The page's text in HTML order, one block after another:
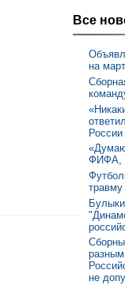
Все
на
России
ФИФА,
травму
не